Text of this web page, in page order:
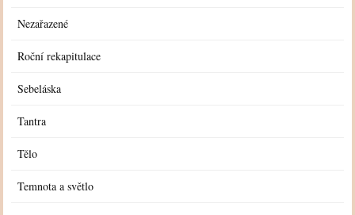
Nezařazené
Roční rekapitulace
Sebeláska
Tantra
Tělo
Temnota a světlo